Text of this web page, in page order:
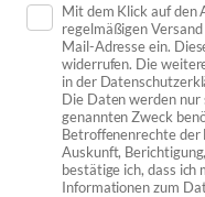
Mit dem Klick auf den
regelmäßigen
Mail-Adresse ein.
widerrufen. Die
in der
Die Daten werden nur
genannten Zweck
Betroffenenrechte der
Auskunft,
bestätige ich, dass
Informationen zum